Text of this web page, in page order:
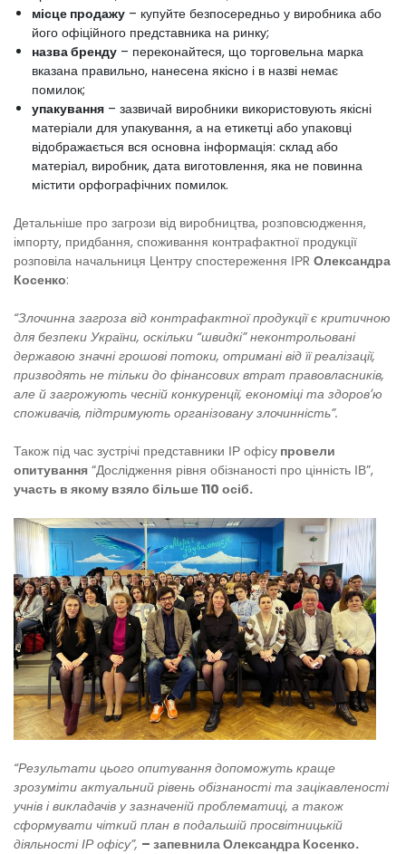
місце продажу – купуйте безпосередньо у виробника або
його офіційного представника на ринку;
назва бренду – переконайтеся, що торговельна марка
вказана правильно, нанесена якісно і в назві немає
помилок;
упакування – зазвичай виробники використовують якісні
матеріали для упакування, а на етикетці або упаковці
відображається вся основна інформація: склад або
матеріал, виробник, дата виготовлення, яка не повинна
містити орфографічних помилок.
Детальніше про загрози від виробництва, розповсюдження,
імпорту, придбання, споживання контрафактної продукції
розповіла начальниця Центру спостереження ІРR Олександра
Косенко:
“Злочинна загроза від контрафактної продукції є критичною
для безпеки України, оскільки “швидкі” неконтрольовані
державою значні грошові потоки, отримані від її реалізації,
призводять не тільки до фінансових втрат правовласників,
але й загрожують чесній конкуренції, економіці та здоровʼю
споживачів, підтримують організовану злочинність”.
Також під час зустрічі представники ІР офісу провели
опитування “Дослідження рівня обізнаності про цінність ІВ”,
участь в якому взяло більше 110 осіб.
“Результати цього опитування допоможуть краще
зрозуміти актуальний рівень обізнаності та зацікавленості
учнів і викладачів у зазначеній проблематиці, а також
сформувати чіткий план в подальшій просвітницькій
діяльності ІР офісу”, – запевнила Олександра Косенко.